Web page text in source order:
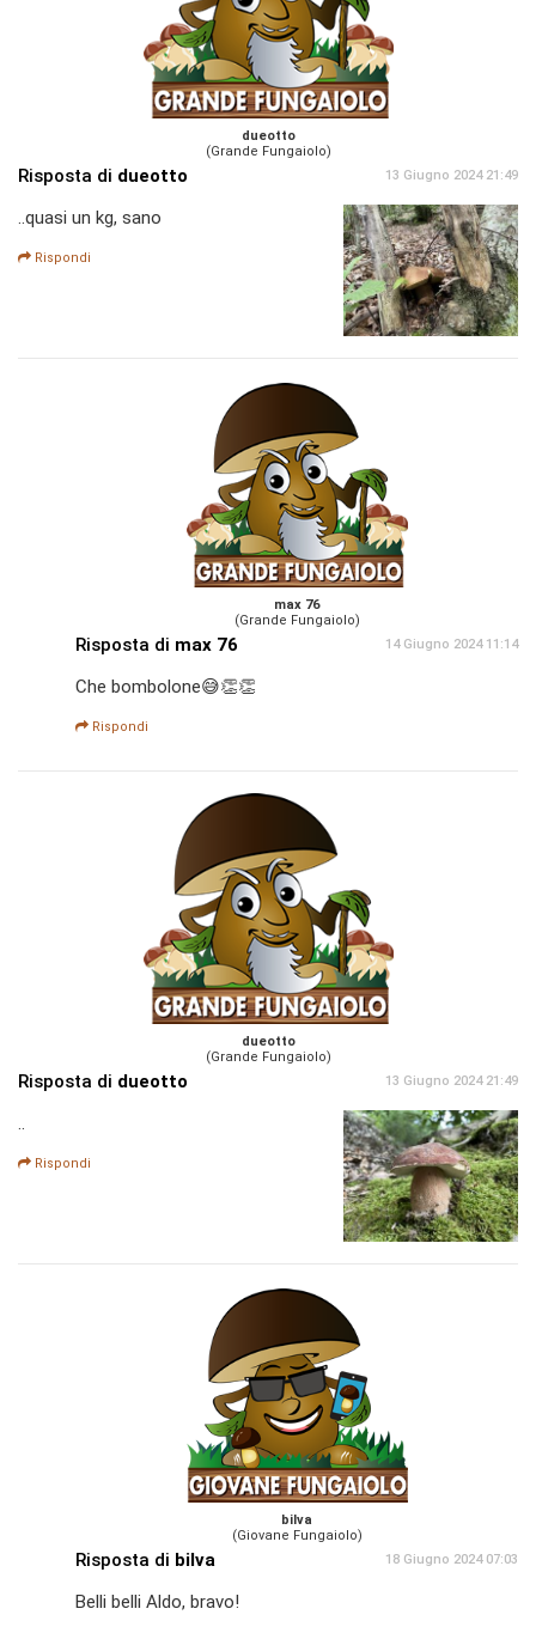
dueotto
(Grande Fungaiolo)
Risposta di dueotto 13 Giugno 2024 21:49
..quasi un kg, sano
Rispondi
max 76
(Grande Fungaiolo)
Risposta di max 76 14 Giugno 2024 11:14
Che bombolone😅👏👏
Rispondi
dueotto
(Grande Fungaiolo)
Risposta di dueotto 13 Giugno 2024 21:49
..
Rispondi
bilva
(Giovane Fungaiolo)
Risposta di bilva 18 Giugno 2024 07:03
Belli belli Aldo, bravo!